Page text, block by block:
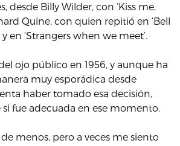
desde Billy Wilder, con ‘Kiss me,
Quine, con quien repitió en ‘Bell
en ‘Strangers when we meet’.
ojo público en 1956, y aunque ha
muy esporádica desde
haber tomado esa decisión,
si fue adecuada en ese momento.
menos, pero a veces me siento